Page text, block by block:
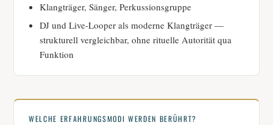
Klangträger, Sänger, Perkussionsgruppe
DJ und Live-Looper als moderne Klangträger —
strukturell vergleichbar, ohne rituelle Autorität qua
Funktion
WELCHE ERFAHRUNGSMODI WERDEN BERÜHRT?